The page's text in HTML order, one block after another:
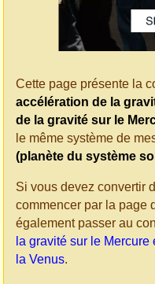
Cette page présente la
accélération de la
de la gravité sur le
le même système de
(planète du système
Si vous devez convertir
commencer par la page
également passer au
la gravité sur le
la Venus.